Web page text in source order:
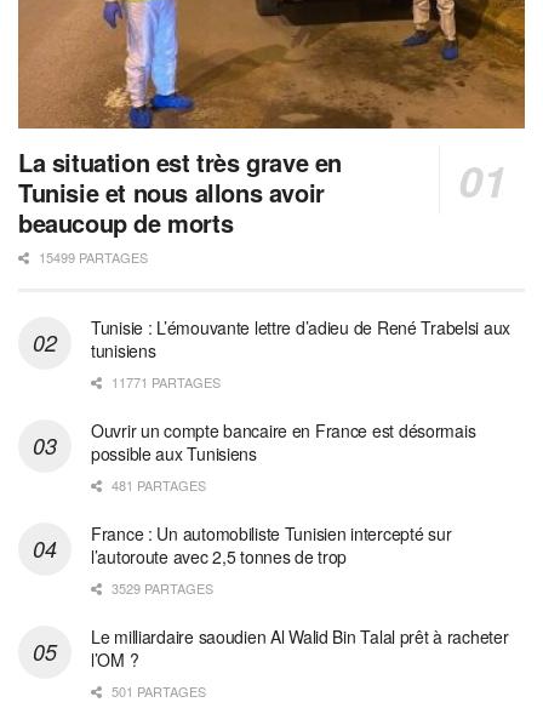
La situation est très grave en
Tunisie et nous allons avoir
beaucoup de morts
15499 PARTAGES
Tunisie : L’émouvante lettre d’adieu de René Trabelsi aux
tunisiens
11771 PARTAGES
Ouvrir un compte bancaire en France est désormais
possible aux Tunisiens
481 PARTAGES
France : Un automobiliste Tunisien intercepté sur
l’autoroute avec 2,5 tonnes de trop
3529 PARTAGES
Le milliardaire saoudien Al Walid Bin Talal prêt à racheter
l’OM ?
501 PARTAGES